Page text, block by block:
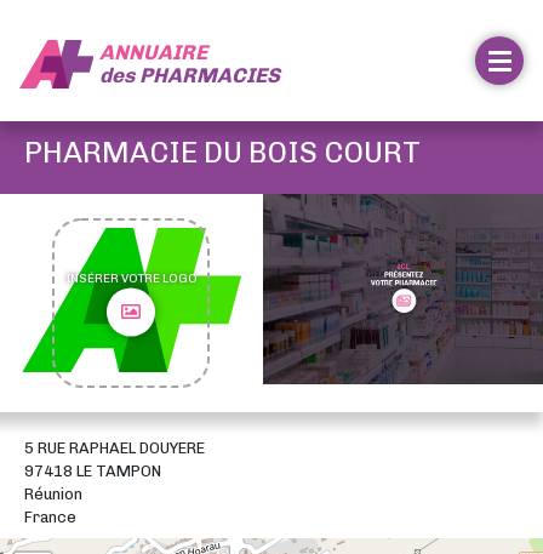
ANNUAIRE
desPHARMACIES
PHARMACIE DU BOIS COURT
INSÉRER VOTRE LOGO
5 RUE RAPHAEL DOUYERE
97418 LE TAMPON
Réunion
France